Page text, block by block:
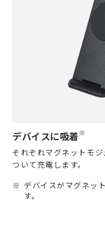
デバイスに吸着※
それぞれマグネットモ
ついて充電します。
デバイスがマグネッ
す。